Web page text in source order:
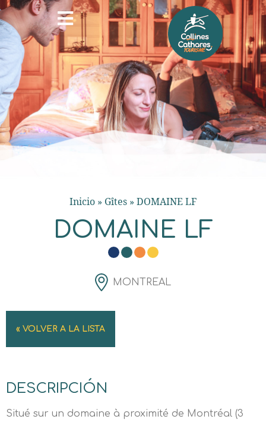
Inicio » Gîtes » DOMAINE LF
DOMAINE LF
MONTREAL
« VOLVER A LA LISTA
DESCRIPCIÓN
Situé sur un domaine à proximité de Montréal (3